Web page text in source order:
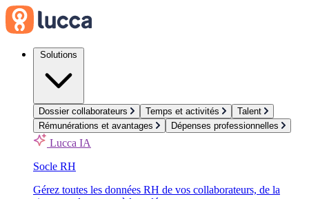
Dossier collaborateurs Temps et activités
Talent
Rémunérations et avantages
Dépenses professionnelles
Lucca IA
Socle RH
Gérez toutes les données RH de vos collaborateurs, de la